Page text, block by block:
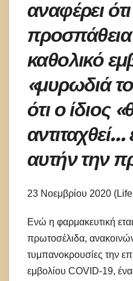
αναφέρει
προσπάθεια
καθολικό
«μυρωδιά
ότι ο ίδιος
αντιταχθεί…
αυτήν την
23 Νοεμβρίου 2020
Ενώ η φαρμακευτική
πρωτοσέλιδα,
τυμπανοκρουσίες την
εμβολίου COVID-19,